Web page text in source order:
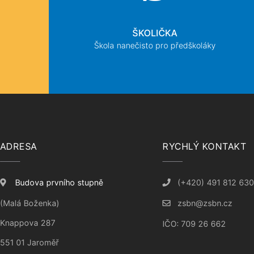
ŠKOLIČKA
Škola nanečisto pro předškoláky
ADRESA
Budova prvního stupně
(Malá Boženka)
Knappova 287
551 01 Jaroměř
RYCHLÝ KONTAKT
(+420) 491 812 630
zsbn@zsbn.cz
IČO: 709 26 662